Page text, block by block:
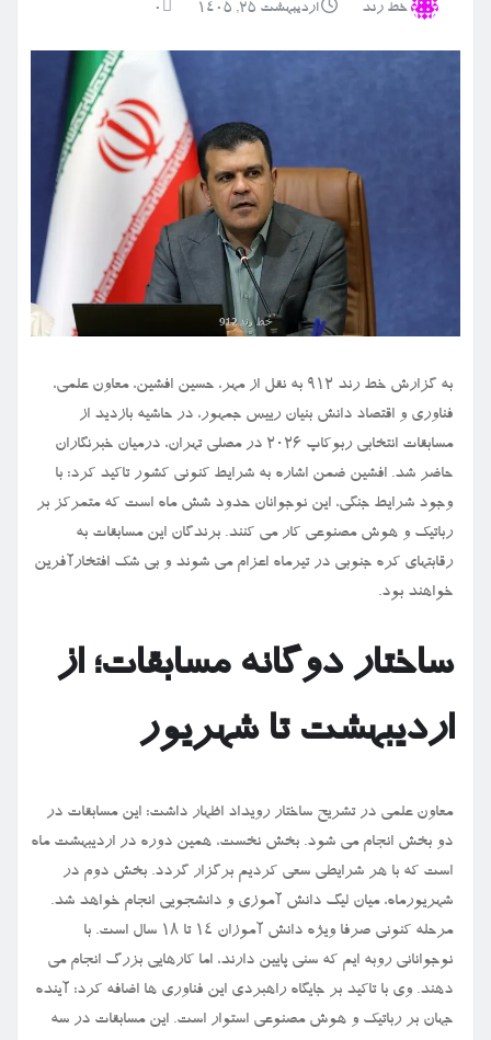
خط رند اردیبهشت ۲۵, ۱۴۰۵ 0
به گزارش خط رند ۹۱۲ به نقل از مهر، حسین افشین، معاون علمی،
فناوری و اقتصاد دانش بنیان رییس جمهور، در حاشیه بازدید از
مسابقات انتخابی ربوکاپ ۲۰۲۶ در مصلی تهران، درمیان خبرنگاران
حاضر شد. افشین ضمن اشاره به شرایط کنونی کشور تاکید کرد: با
وجود شرایط جنگی، این نوجوانان حدود شش ماه است که متمرکز بر
رباتیک و هوش مصنوعی کار می کنند. برندگان این مسابقات به
رقابتهای کره جنوبی در تیرماه اعزام می شوند و بی شک افتخارآفرین
خواهند بود.
ساختار دوگانه مسابقات؛ از
اردیبهشت تا شهریور
معاون علمی در تشریح ساختار رویداد اظهار داشت: این مسابقات در
دو بخش انجام می شود. بخش نخست، همین دوره در اردیبهشت ماه
است که با هر شرایطی سعی کردیم برگزار گردد. بخش دوم در
شهریورماه، میان لیگ دانش آموزی و دانشجویی انجام خواهد شد.
مرحله کنونی صرفا ویژه دانش آموزان ۱۴ تا ۱۸ سال است. با
نوجوانانی روبه ایم که سنی پایین دارند، اما کارهایی بزرگ انجام می
دهند. وی با تاکید بر جایگاه راهبردی این فناوری ها اضافه کرد: آینده
جهان بر رباتیک و هوش مصنوعی استوار است. این مسابقات در سه